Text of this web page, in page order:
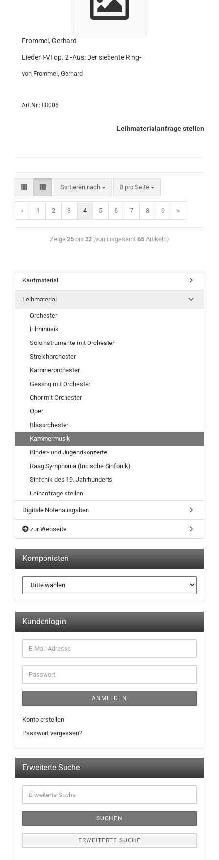
Frommel, Gerhard
Lieder I-VI op. 2 -Aus: Der siebente Ring-
von Frommel, Gerhard
Art.Nr.: 88006
Leihmaterialanfrage stellen
Sortieren nach 8 pro Seite
« 1 2 3 4 5 6 7 8 9 »
Zeige 25 bis 32 (von insgesamt 65 Artikeln)
Kaufmaterial
Leihmaterial
Orchester
Filmmusik
Soloinstrumente mit Orchester
Streichorchester
Kammerorchester
Gesang mit Orchester
Chor mit Orchester
Oper
Blasorchester
Kammermusik
Kinder- und Jugendkonzerte
Raag Symphonia (Indische Sinfonik)
Sinfonik des 19. Jahrhunderts
Leihanfrage stellen
Digitale Notenausgaben
zur Webseite
Komponisten
Kundenlogin
ANMELDEN
Konto erstellen
Passwort vergessen?
Erweiterte Suche
SUCHEN
ERWEITERTE SUCHE